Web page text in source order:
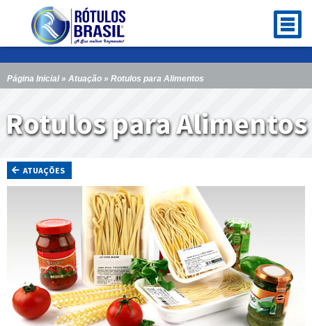
Página Inicial» Atuação » Rotulos para Alimentos
Rotulos para Alimentos
ATUAÇÕES